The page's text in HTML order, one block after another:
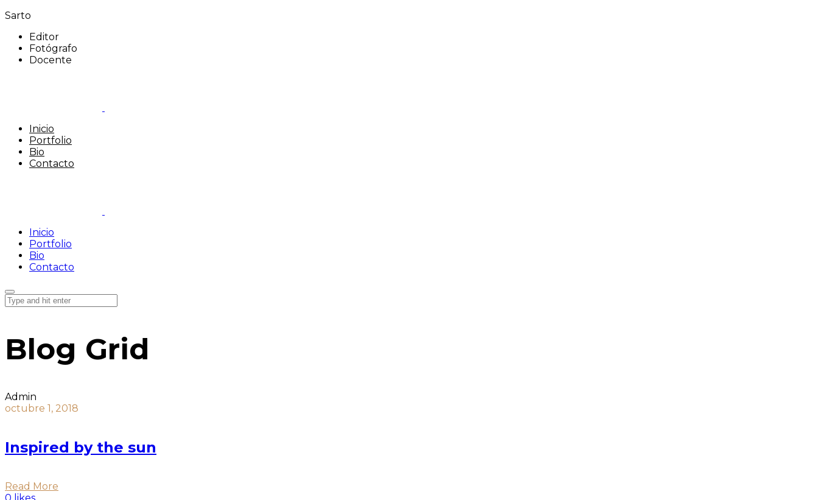
Sarto
Editor
Fotógrafo
Docente
Inicio
Portfolio
Bio
Contacto
Inicio
Portfolio
Bio
Contacto
Blog Grid
Admin
octubre 1, 2018
Inspired by the sun
Read More